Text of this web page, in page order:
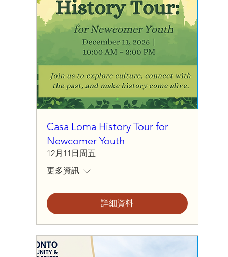
Casa Loma History Tour for
Newcomer Youth
12月11日周五
更多資訊
詳細資料